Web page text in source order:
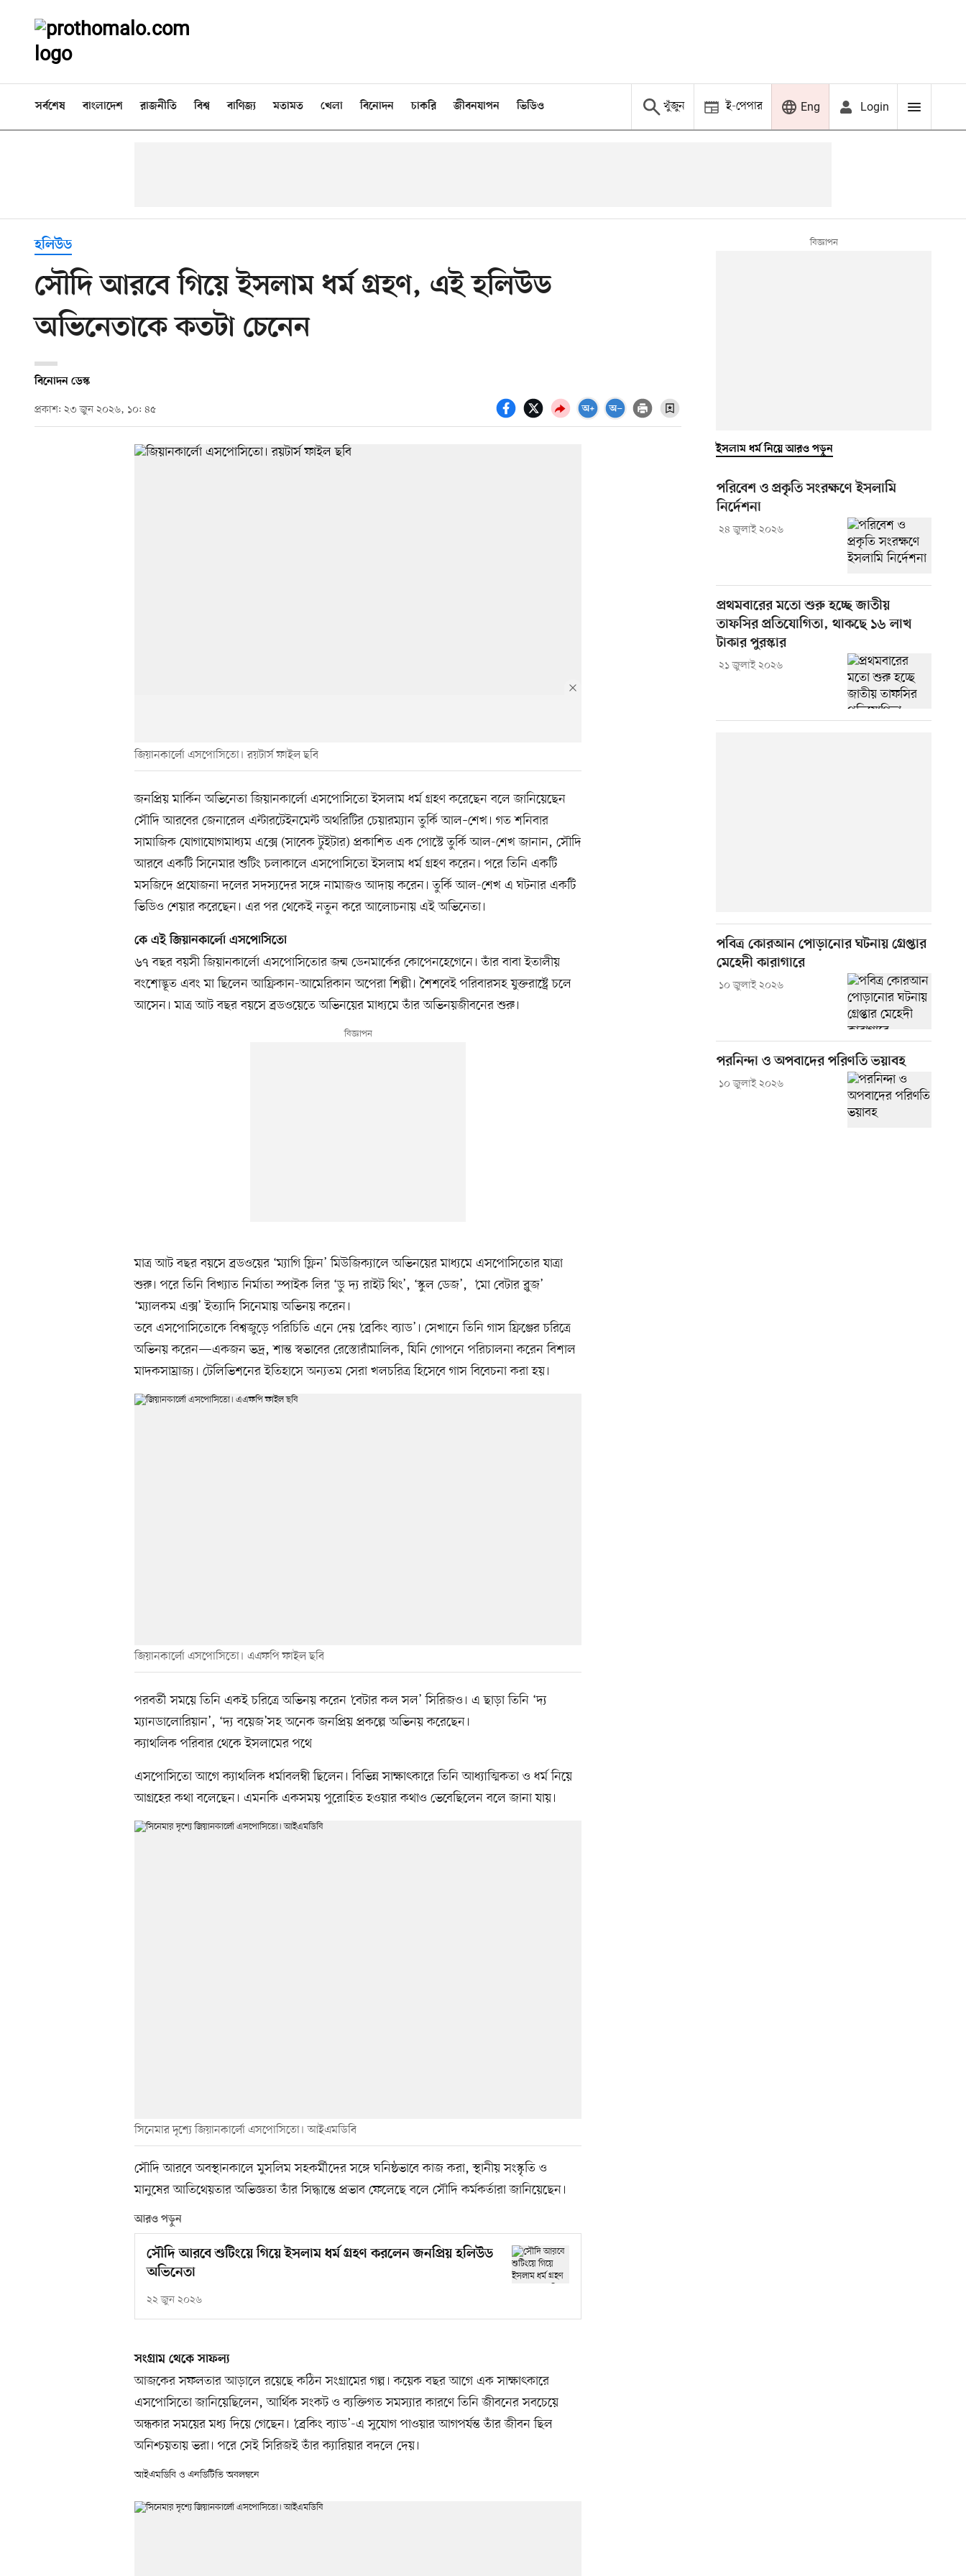
সর্বশেষ বাংলাদেশ রাজনীতি বিশ্ব বাণিজ্য মতামত খেলা বিনোদন চাকরি জীবনযাপন ভিডিও খুঁজুন ই-পেপার Eng Login
হলিউড
সৌদি আরবে গিয়ে ইসলাম ধর্ম গ্রহণ, এই হলিউড
অভিনেতাকে কতটা চেনেন
বিনোদন ডেস্ক
প্রকাশ: ২৩ জুন ২০২৬, ১০: ৪৫
জিয়ানকার্লো এসপোসিতো। রয়টার্স ফাইল ছবি
জনপ্রিয় মার্কিন অভিনেতা জিয়ানকার্লো এসপোসিতো ইসলাম ধর্ম গ্রহণ করেছেন বলে জানিয়েছেন
সৌদি আরবের জেনারেল এন্টারটেইনমেন্ট অথরিটির চেয়ারম্যান তুর্কি আল–শেখ। গত শনিবার
সামাজিক যোগাযোগমাধ্যম এক্সে (সাবেক টুইটার) প্রকাশিত এক পোস্টে তুর্কি আল-শেখ জানান, সৌদি
আরবে একটি সিনেমার শুটিং চলাকালে এসপোসিতো ইসলাম ধর্ম গ্রহণ করেন। পরে তিনি একটি
মসজিদে প্রযোজনা দলের সদস্যদের সঙ্গে নামাজও আদায় করেন। তুর্কি আল-শেখ এ ঘটনার একটি
ভিডিও শেয়ার করেছেন। এর পর থেকেই নতুন করে আলোচনায় এই অভিনেতা।
কে এই জিয়ানকার্লো এসপোসিতো
৬৭ বছর বয়সী জিয়ানকার্লো এসপোসিতোর জন্ম ডেনমার্কের কোপেনহেগেনে। তাঁর বাবা ইতালীয়
বংশোদ্ভূত এবং মা ছিলেন আফ্রিকান-আমেরিকান অপেরা শিল্পী। শৈশবেই পরিবারসহ যুক্তরাষ্ট্রে চলে
আসেন। মাত্র আট বছর বয়সে ব্রডওয়েতে অভিনয়ের মাধ্যমে তাঁর অভিনয়জীবনের শুরু।
মাত্র আট বছর বয়সে ব্রডওয়ের ‘ম্যাগি ফ্লিন’ মিউজিক্যালে অভিনয়ের মাধ্যমে এসপোসিতোর যাত্রা
শুরু। পরে তিনি বিখ্যাত নির্মাতা স্পাইক লির ‘ডু দ্য রাইট থিং’, ‘স্কুল ডেজ’, ‘মো বেটার ব্লুজ’
‘ম্যালকম এক্স’ ইত্যাদি সিনেমায় অভিনয় করেন।
তবে এসপোসিতোকে বিশ্বজুড়ে পরিচিতি এনে দেয় ‘ব্রেকিং ব্যাড’। সেখানে তিনি গাস ফ্রিঞ্জের চরিত্রে
অভিনয় করেন—একজন ভদ্র, শান্ত স্বভাবের রেস্তোরাঁমালিক, যিনি গোপনে পরিচালনা করেন বিশাল
মাদকসাম্রাজ্য। টেলিভিশনের ইতিহাসে অন্যতম সেরা খলচরিত্র হিসেবে গাস বিবেচনা করা হয়।
জিয়ানকার্লো এসপোসিতো। এএফপি ফাইল ছবি
পরবর্তী সময়ে তিনি একই চরিত্রে অভিনয় করেন ‘বেটার কল সল’ সিরিজও। এ ছাড়া তিনি ‘দ্য
ম্যানডালোরিয়ান’, ‘দ্য বয়েজ’সহ অনেক জনপ্রিয় প্রকল্পে অভিনয় করেছেন।
ক্যাথলিক পরিবার থেকে ইসলামের পথে
এসপোসিতো আগে ক্যাথলিক ধর্মাবলম্বী ছিলেন। বিভিন্ন সাক্ষাৎকারে তিনি আধ্যাত্মিকতা ও ধর্ম নিয়ে
আগ্রহের কথা বলেছেন। এমনকি একসময় পুরোহিত হওয়ার কথাও ভেবেছিলেন বলে জানা যায়।
সিনেমার দৃশ্যে জিয়ানকার্লো এসপোসিতো। আইএমডিবি
সৌদি আরবে অবস্থানকালে মুসলিম সহকর্মীদের সঙ্গে ঘনিষ্ঠভাবে কাজ করা, স্থানীয় সংস্কৃতি ও
মানুষের আতিথেয়তার অভিজ্ঞতা তাঁর সিদ্ধান্তে প্রভাব ফেলেছে বলে সৌদি কর্মকর্তারা জানিয়েছেন।
আরও পড়ুন
সৌদি আরবে শুটিংয়ে গিয়ে ইসলাম ধর্ম গ্রহণ করলেন জনপ্রিয় হলিউড
অভিনেতা
২২ জুন ২০২৬
সংগ্রাম থেকে সাফল্য
আজকের সফলতার আড়ালে রয়েছে কঠিন সংগ্রামের গল্প। কয়েক বছর আগে এক সাক্ষাৎকারে
এসপোসিতো জানিয়েছিলেন, আর্থিক সংকট ও ব্যক্তিগত সমস্যার কারণে তিনি জীবনের সবচেয়ে
অন্ধকার সময়ের মধ্য দিয়ে গেছেন। ‘ব্রেকিং ব্যাড’-এ সুযোগ পাওয়ার আগপর্যন্ত তাঁর জীবন ছিল
অনিশ্চয়তায় ভরা। পরে সেই সিরিজই তাঁর ক্যারিয়ার বদলে দেয়।
আইএমডিবি ও এনডিটিভি অবলম্বনে
ইসলাম ধর্ম নিয়ে আরও পড়ুন
পরিবেশ ও প্রকৃতি সংরক্ষণে ইসলামি
নির্দেশনা
২৪ জুলাই ২০২৬
প্রথমবারের মতো শুরু হচ্ছে জাতীয়
তাফসির প্রতিযোগিতা, থাকছে ১৬ লাখ
টাকার পুরস্কার
২১ জুলাই ২০২৬
পবিত্র কোরআন পোড়ানোর ঘটনায় গ্রেপ্তার
মেহেদী কারাগারে
১০ জুলাই ২০২৬
পরনিন্দা ও অপবাদের পরিণতি ভয়াবহ
১০ জুলাই ২০২৬